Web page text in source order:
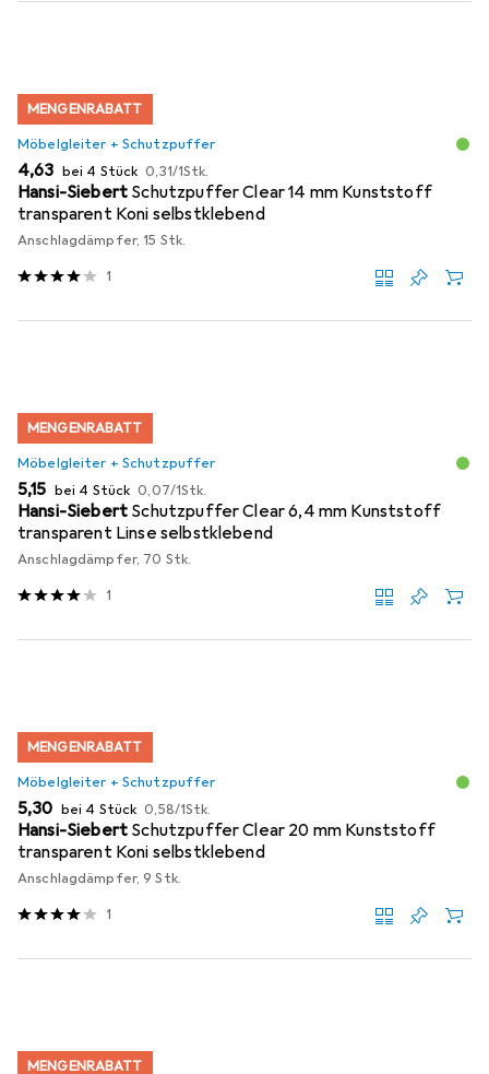
MENGENRABATT
Möbelgleiter + Schutzpuffer
EUR
4,63 bei 4 Stück EUR
0,31/1Stk.
Hansi-Siebert Schutzpuffer Clear 14 mm Kunststoff
transparent Koni selbstklebend
Anschlagdämpfer, 15 Stk.
1
MENGENRABATT
Möbelgleiter + Schutzpuffer
EUR
5,15 bei 4 Stück EUR
0,07/1Stk.
Hansi-Siebert Schutzpuffer Clear 6,4 mm Kunststoff
transparent Linse selbstklebend
Anschlagdämpfer, 70 Stk.
1
MENGENRABATT
Möbelgleiter + Schutzpuffer
EUR
5,30 bei 4 Stück EUR
0,58/1Stk.
Hansi-Siebert Schutzpuffer Clear 20 mm Kunststoff
transparent Koni selbstklebend
Anschlagdämpfer, 9 Stk.
1
MENGENRABATT